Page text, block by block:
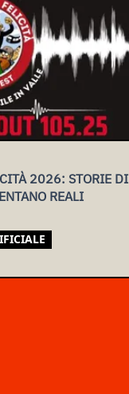
2026: STORIE DI
REALI